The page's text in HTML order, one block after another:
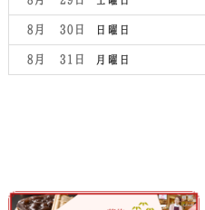
日曜日
8月 30
月曜日
8月 31